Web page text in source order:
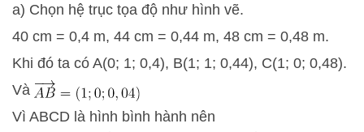
a) Chọn hệ trục tọa độ như hình vẽ.
40 cm = 0,4 m, 44 cm = 0,44 m, 48 cm = 0,48 m.
Khi đó ta có A(0; 1; 0,4), B(1; 1; 0,44), C(1; 0; 0,48).
Và
Vì ABCD là hình bình hành nên